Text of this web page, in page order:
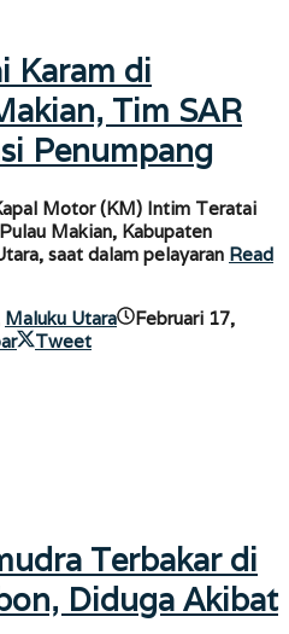
Karam di
Tim SAR
Penumpang
Motor (KM) Intim Teratai
Makian, Kabupaten
saat dalam pelayaran Read
Maluku Utara
Februari 17,
Tweet
Terbakar di
Diduga Akibat